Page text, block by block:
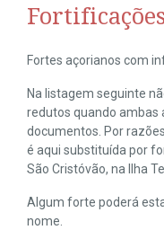
Fortes açorianos com
Na listagem seguinte
redutos quando ambas
documentos. Por
é aqui substituída por
São Cristóvão, na Ilha
Algum forte poderá
nome.